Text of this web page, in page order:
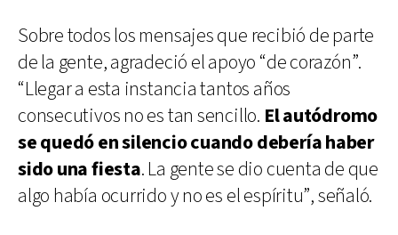
Sobre todos los mensajes que recibió de parte
de la gente, agradeció el apoyo “de corazón”.
“Llegar a esta instancia tantos años
consecutivos no es tan sencillo. El autódromo
se quedó en silencio cuando debería haber
sido una fiesta. La gente se dio cuenta de que
algo había ocurrido y no es el espíritu”, señaló.